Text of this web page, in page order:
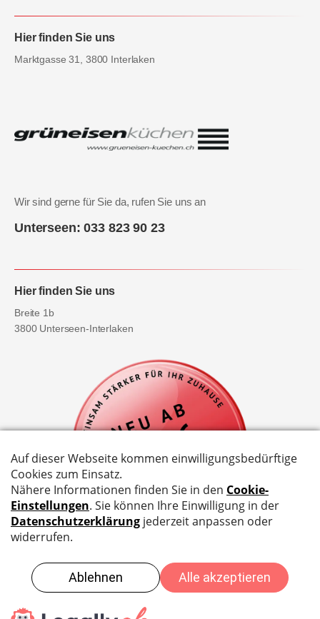
Hier finden Sie uns
Marktgasse 31, 3800 Interlaken
Wir sind gerne für Sie da, rufen Sie uns an
Unterseen: 033 823 90 23
Hier finden Sie uns
Breite 1b
3800 Unterseen-Interlaken
© EG Elektro Geräte AG - | Impressum
|